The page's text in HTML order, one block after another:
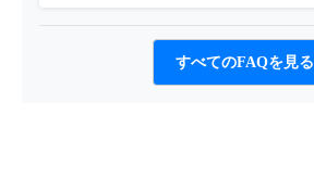
すべてのFAQを見る